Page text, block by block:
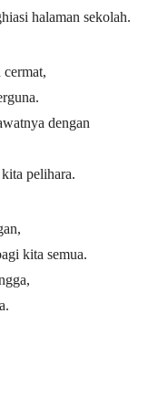
halaman sekolah.
cermat,
dengan
pelihara.
kita semua.